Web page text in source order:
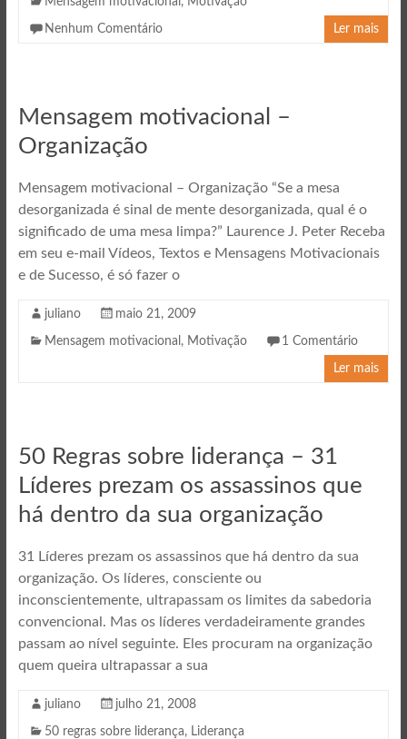
Nenhum Comentário Ler mais
Mensagem motivacional –
Organização
Mensagem motivacional – Organização “Se a mesa
desorganizada é sinal de mente desorganizada, qual é o
significado de uma mesa limpa?” Laurence J. Peter Receba
em seu e-mail Vídeos, Textos e Mensagens Motivacionais
e de Sucesso, é só fazer o
juliano maio 21, 2009
Mensagem motivacional , Motivação 1 Comentário
Ler mais
50 Regras sobre liderança – 31
Líderes prezam os assassinos que
há dentro da sua organização
31 Líderes prezam os assassinos que há dentro da sua
organização. Os líderes, consciente ou
inconscientemente, ultrapassam os limites da sabedoria
convencional. Mas os líderes verdadeiramente grandes
passam ao nível seguinte. Eles procuram na organização
quem queira ultrapassar a sua
juliano julho 21, 2008
50 regras sobre liderança, Liderança